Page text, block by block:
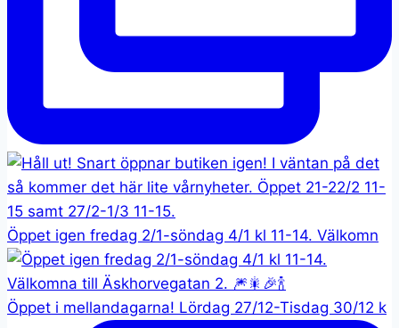
Öppet igen fredag 2/1-söndag 4/1 kl 11-14. Välkomn
Öppet i mellandagarna! Lördag 27/12-Tisdag 30/12 k